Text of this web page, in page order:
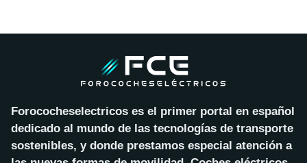
Forococheselectricos es el primer portal en español
dedicado al mundo de las tecnologías de transporte
sostenibles, y donde prestamos especial atención a